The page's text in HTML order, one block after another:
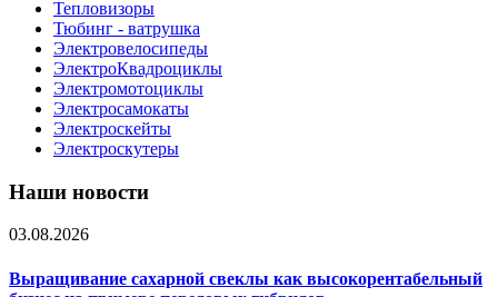
Тепловизоры
Тюбинг - ватрушка
Электровелосипеды
ЭлектроКвадроциклы
Электромотоциклы
Электросамокаты
Электроскейты
Электроскутеры
Наши новости
03.08.2026
Выращивание сахарной свеклы как высокорентабельный